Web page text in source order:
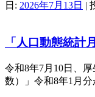
日: 2026年7月13日 |
「人口動態統計
令和8年7月10日、
数）」令和8年1月分